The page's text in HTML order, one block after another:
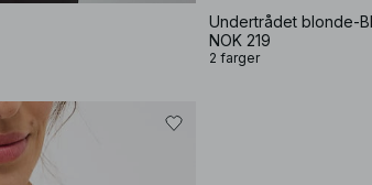
Undertrådet blonde-
NOK 219
2 farger